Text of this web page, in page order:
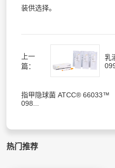
装供选择。
上一
篇：
乳
指甲隐球菌 ATCC® 66033™
098...
热门推荐